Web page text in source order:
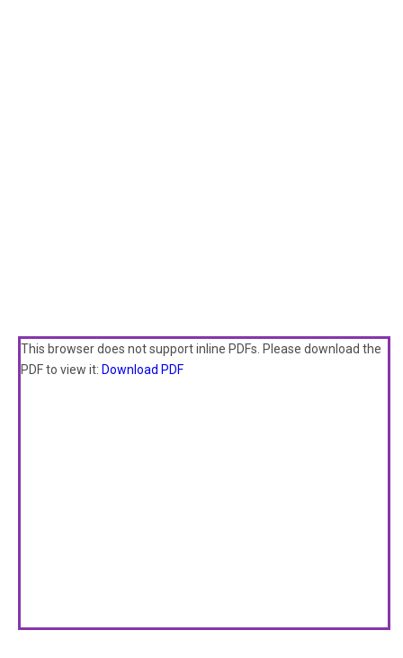
This browser does not support inline PDFs. Please download the
PDF to view it: Download PDF